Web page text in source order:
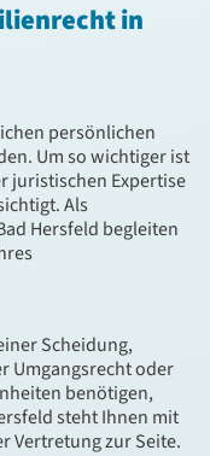
in
persönlichen
Um so wichtiger ist
juristischen Expertise
Als
Hersfeld begleiten
Scheidung,
Umgangsrecht oder
benötigen,
steht Ihnen mit
Vertretung zur Seite.